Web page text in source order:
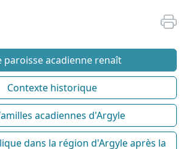
paroisse acadienne renaît
Contexte historique
acadiennes d'Argyle
dans la région d'Argyle après la